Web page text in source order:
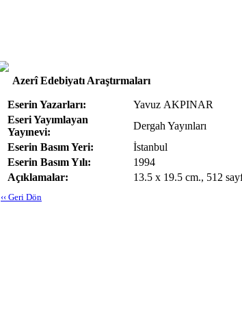
Azerî Edebiyatı Araştırmaları
Eserin Yazarları:
Yavuz AKPINAR
Eseri Yayımlayan
Yayınevi:
Dergah Yayınları
Eserin Basım Yeri:
İstanbul
Eserin Basım Yılı:
1994
Açıklamalar:
13.5 x 19.5 cm., 512
‹‹ Geri Dön